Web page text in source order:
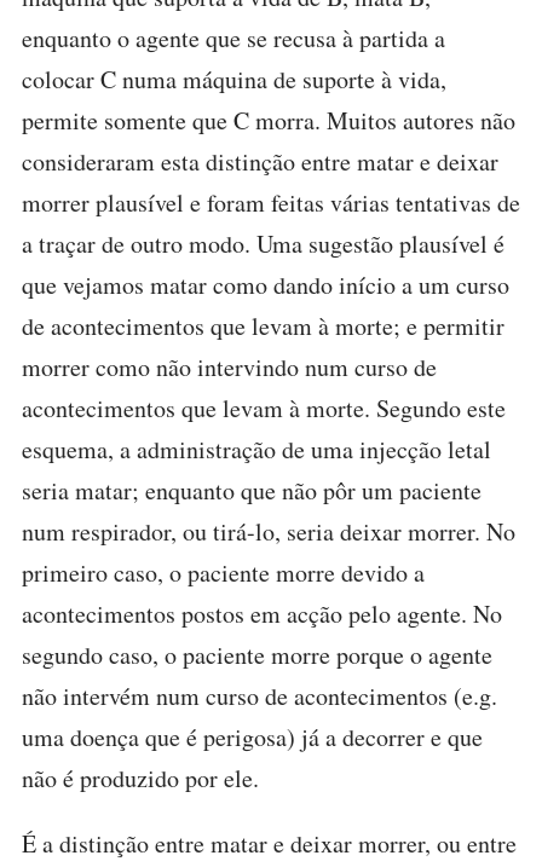
enquanto o agente que se recusa à partida a
colocar C numa máquina de suporte à vida,
permite somente que C morra. Muitos autores não
consideraram esta distinção entre matar e deixar
morrer plausível e foram feitas várias tentativas de
a traçar de outro modo. Uma sugestão plausível é
que vejamos matar como dando início a um curso
de acontecimentos que levam à morte; e permitir
morrer como não intervindo num curso de
acontecimentos que levam à morte. Segundo este
esquema, a administração de uma injecção letal
seria matar; enquanto que não pôr um paciente
num respirador, ou tirá-lo, seria deixar morrer. No
primeiro caso, o paciente morre devido a
acontecimentos postos em acção pelo agente. No
segundo caso, o paciente morre porque o agente
não intervém num curso de acontecimentos (e.g.
uma doença que é perigosa) já a decorrer e que
não é produzido por ele.
É a distinção entre matar e deixar morrer, ou entre